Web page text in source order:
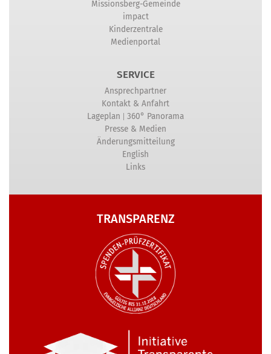
Missionsberg-Gemeinde
impact
Kinderzentrale
Medienportal
SERVICE
Ansprechpartner
Kontakt & Anfahrt
Lageplan | 360° Panorama
Presse & Medien
Änderungsmitteilung
English
Links
TRANSPARENZ